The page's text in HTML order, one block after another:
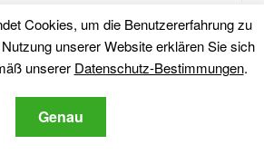
Sie alle Register,
on
gezielt Register von
sind die folgenden:
Cookies, um die Benutzererfahrung zu
unserer Website erklären Sie sich
unserer Datenschutz-Bestimmungen.
Genau